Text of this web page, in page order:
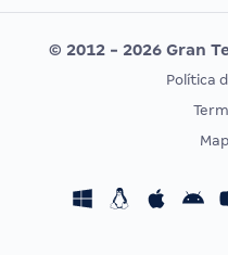
Editais publicados
CONCURSOS POR PROFISSÃO
Concursos Fiscais
© 2012 - 2026 Gran
Política